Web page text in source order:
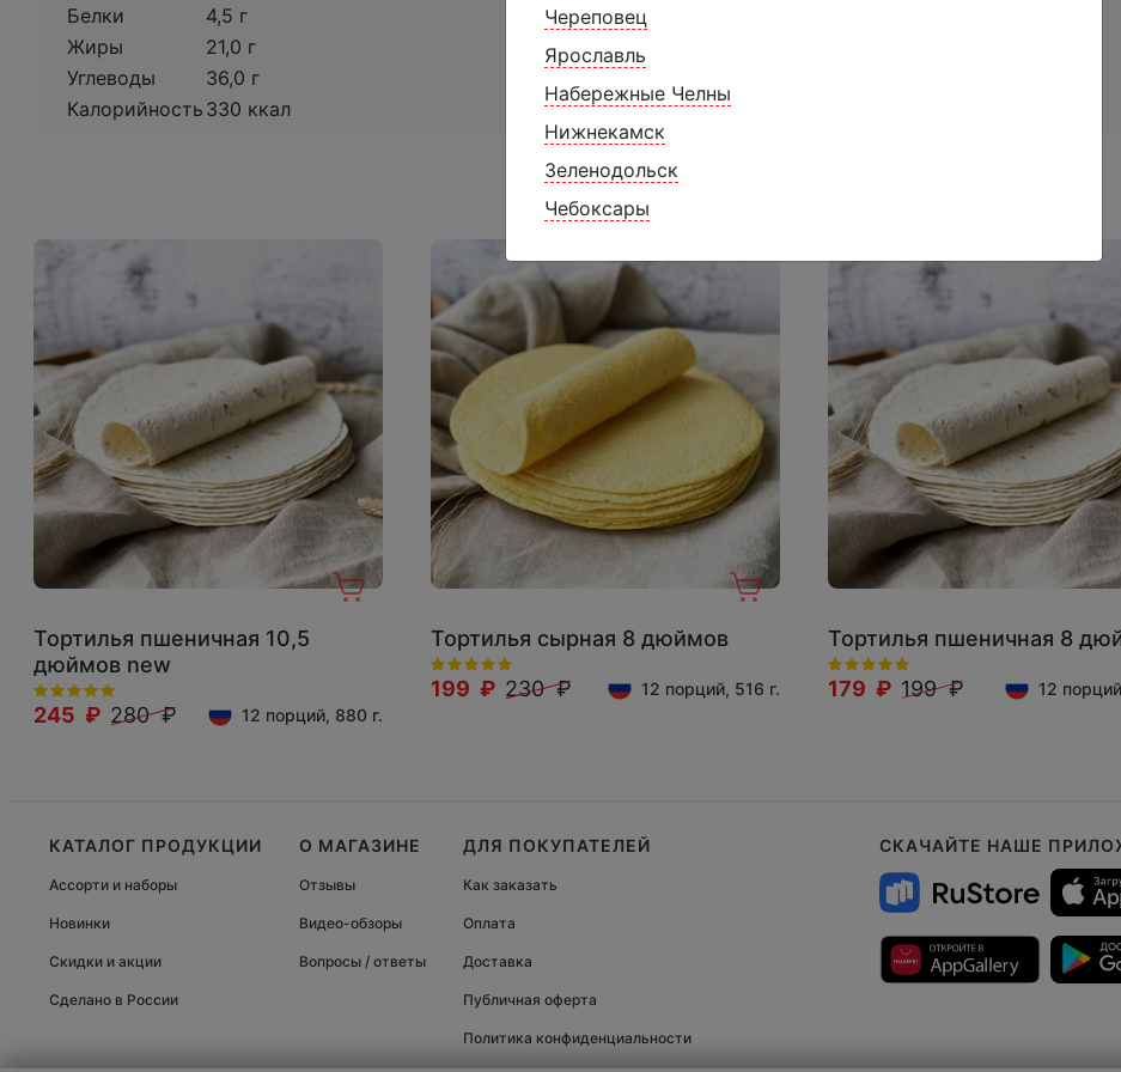
Череповец
Ярославль
Набережные Челны
Нижнекамск
Зеленодольск
Чебоксары
Белки
4,5 г
Жиры
21,0 г
Углеводы
36,0 г
Калорийность 330 ккал
Похожие товары
Тортилья пшеничная 10,5
дюймов new
245 ₽ 280 ₽ 12 порций, 880 г.
Тортилья сырная 8 дюймов
199 ₽ 230 ₽ 12 порций, 516 г.
Тортилья пшеничная 8
179 ₽ 199 ₽ 12
СКАЧАЙТЕ НАШЕ
КАТАЛОГ ПРОДУКЦИИ
Ассорти и наборы
Новинки
Скидки и акции
Сделано в России
О МАГАЗИНЕ
Отзывы
Видео-обзоры
Вопросы / ответы
ДЛЯ ПОКУПАТЕЛЕЙ
Как заказать
Оплата
Доставка
Публичная оферта
Политика конфиденциальности